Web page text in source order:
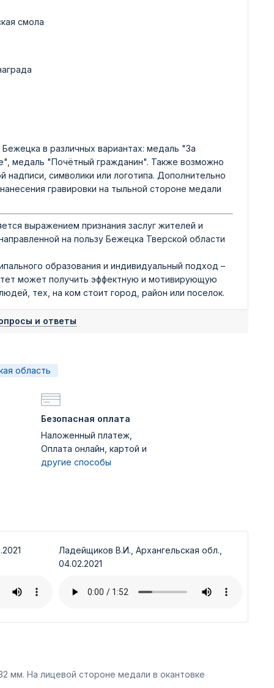
смола
в различных вариантах: медаль "За
медаль "Почётный гражданин". Также возможно
надписи, символики или логотипа. Дополнительно
гравировки на тыльной стороне медали
выражением признания заслуг жителей и
на пользу Бежецка Тверской области
образования и индивидуальный подход –
может получить эффектную и мотивирующую
тех, на ком стоит город, район или поселок.
и ответы
область
Безопасная оплата
Наложенный платеж,
Оплата онлайн, картой и
другие способы
Ладейщиков В.И., Архангельская обл.,
04.02.2021
мм. На лицевой стороне медали в окантовке